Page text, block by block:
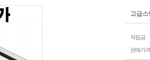
고급
적립금
판매가격